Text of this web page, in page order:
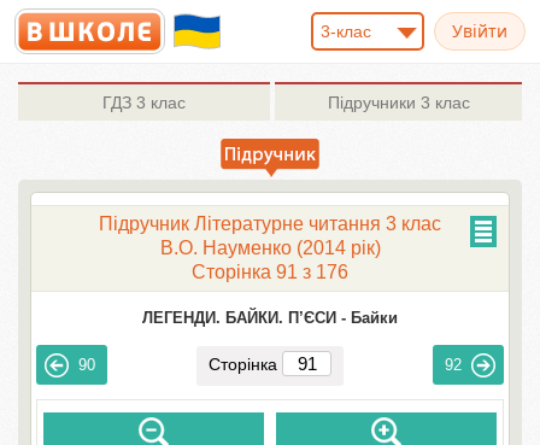
3-клас
ГДЗ 3 клас Підручники 3 клас
Підручник Літературне читання 3 клас
В.О. Науменко (2014 рік)
Сторінка 91 з 176
ЛЕГЕНДИ. БАЙКИ. П’ЄСИ - Байки
90 Сторінка 92